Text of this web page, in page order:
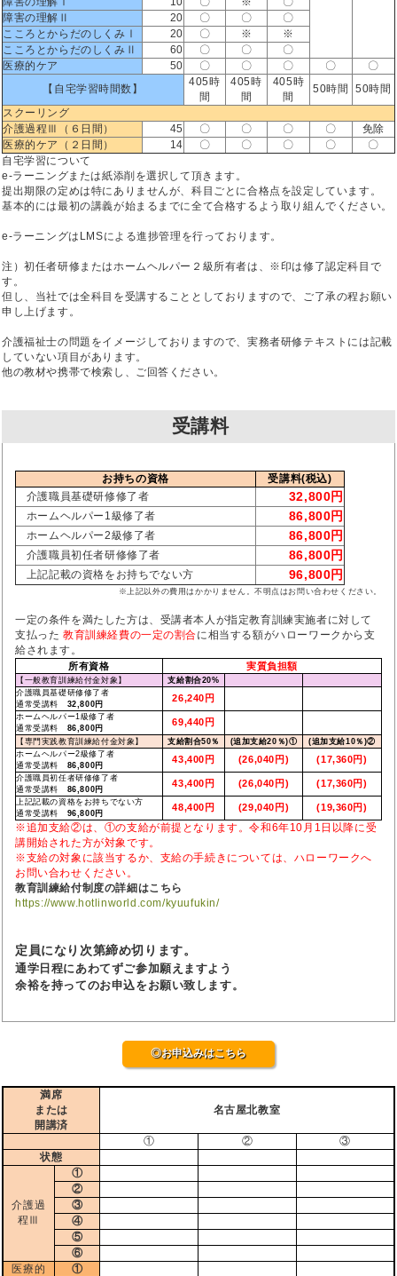
障害の理解Ⅱ
20 〇 〇
〇
こころとからだのしくみⅠ
20 〇 ※
※
こころとからだのしくみⅡ
60 〇 〇
〇
医療的ケア
50 〇 〇 〇 〇
〇
【自宅学習時間数】
405時
間
405時
間
405時
間
50時間
50時間
スクーリング
介護過程Ⅲ（６日間）
45 〇 〇 〇 〇
免除
医療的ケア（２日間）
14 〇 〇 〇 〇
〇
自宅学習について
e-ラーニングまたは紙添削を選択して頂きます。
提出期限の定めは特にありませんが、科目ごとに合格点を設定しています。
基本的には最初の講義が始まるまでに全て合格するよう取り組んでください。
e-ラーニングはLMSによる進捗管理を行っております。
注）初任者研修またはホームヘルパー２級所有者は、※印は修了認定科目で
す。
但し、当社では全科目を受講することとしておりますので、ご了承の程お願い
申し上げます。
介護福祉士の問題をイメージしておりますので、実務者研修テキストには記載
していない項目があります。
他の教材や携帯で検索し、ご回答ください。
受講料
お持ちの資格
受講料(税込)
介護職員基礎研修修了者
32,800円
ホームヘルパー1級修了者 86,800円
ホームヘルパー2級修了者 86,800円
介護職員初任者研修修了者 86,800円
上記記載の資格をお持ちでない方 96,800円
※上記以外の費用はかかりません。不明点はお問い合わせください。
一定の条件を満たした方は、受講者本人が指定教育訓練実施者に対して
支払った 教育訓練経費の一定の割合に相当する額がハローワークから支
給されます。
所有資格 実質負担額
【一般教育訓練給付金対象】 支給割合20%
介護職員基礎研修修了者
通常受講料 32,800円
26,240円
ホームヘルパー1級修了者
通常受講料 86,800円
69,440円
【専門実践教育訓練給付金対象】 支給割合50％ (追加支給20％)① (追加支給10％)②
ホームヘルパー2級修了者
通常受講料 86,800円
43,400円 (26,040円) (17,360円)
介護職員初任者研修修了者
通常受講料 86,800円
43,400円 (26,040円) (17,360円)
上記記載の資格をお持ちでない方
通常受講料 96,800円
48,400円 (29,040円) (19,360円)
※追加支給②は、①の支給が前提となります。令和6年10月1日以降に受
講開始された方が対象です。
※支給の対象に該当するか、支給の手続きについては、ハローワークへ
お問い合わせください。
教育訓練給付制度の詳細はこちら
https://www.hotlinworld.com/kyuufukin/
定員になり次第締め切ります。
通学日程にあわてずご参加願えますよう
余裕を持ってのお申込をお願い致します。
◎お申込みはこちら
満席
または
開講済
名古屋北教室
① ②
③
状態
介護過
程Ⅲ
①
②
③
④
⑤
⑥
医療的
①